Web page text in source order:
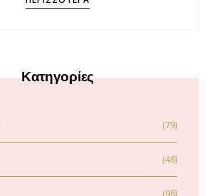
Κατηγορίες
(79)
(46)